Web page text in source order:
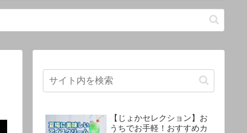
【じょかセレクション】お
うちでお手軽！おすすめカ